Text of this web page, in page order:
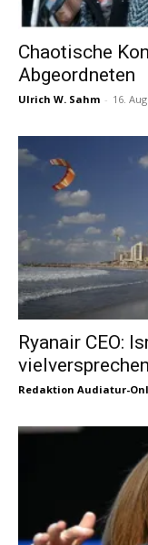
Chaotische
Abgeordneten
Ulrich W. Sahm - 16.
Ryanair CEO:
Redaktion Audiatur-